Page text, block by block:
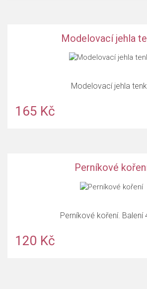
Modelovací jehla
Modelovací jehla
165 Kč
Perníkové
Perníkové koření. Balení
120 Kč